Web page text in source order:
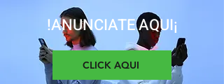
!ANUNCIATE AQUI¡
CLICK AQUI